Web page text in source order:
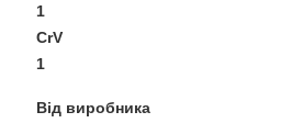
1
CrV
1
Від виробника